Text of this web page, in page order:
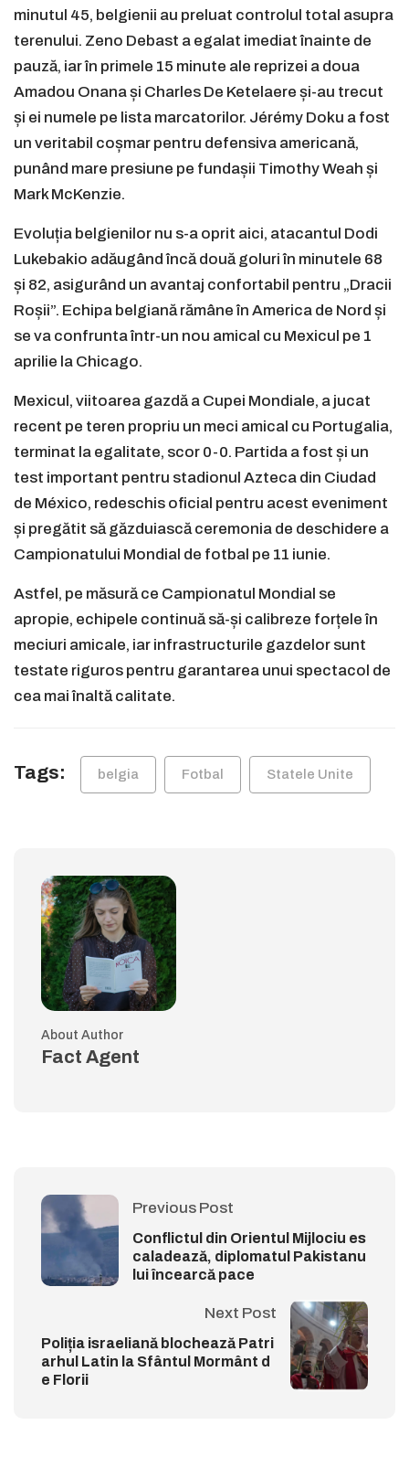
minutul 45, belgienii au preluat controlul total asupra
terenului. Zeno Debast a egalat imediat înainte de
pauză, iar în primele 15 minute ale reprizei a doua
Amadou Onana și Charles De Ketelaere și-au trecut
și ei numele pe lista marcatorilor. Jérémy Doku a fost
un veritabil coșmar pentru defensiva americană,
punând mare presiune pe fundașii Timothy Weah și
Mark McKenzie.
Evoluția belgienilor nu s-a oprit aici, atacantul Dodi
Lukebakio adăugând încă două goluri în minutele 68
și 82, asigurând un avantaj confortabil pentru „Dracii
Roșii”. Echipa belgiană rămâne în America de Nord și
se va confrunta într-un nou amical cu Mexicul pe 1
aprilie la Chicago.
Mexicul, viitoarea gazdă a Cupei Mondiale, a jucat
recent pe teren propriu un meci amical cu Portugalia,
terminat la egalitate, scor 0-0. Partida a fost și un
test important pentru stadionul Azteca din Ciudad
de México, redeschis oficial pentru acest eveniment
și pregătit să găzduiască ceremonia de deschidere a
Campionatului Mondial de fotbal pe 11 iunie.
Astfel, pe măsură ce Campionatul Mondial se
apropie, echipele continuă să-și calibreze forțele în
meciuri amicale, iar infrastructurile gazdelor sunt
testate riguros pentru garantarea unui spectacol de
cea mai înaltă calitate.
Tags: belgia Fotbal Statele Unite
About Author
Fact Agent
Previous Post
Conflictul din Orientul Mijlociu es
caladează, diplomatul Pakistanu
lui încearcă pace
Next Post
Poliția israeliană blochează Patri
arhul Latin la Sfântul Mormânt d
e Florii